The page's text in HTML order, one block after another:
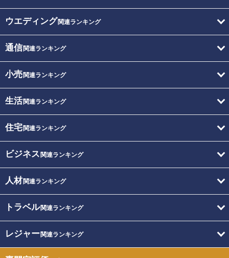
ウエディング関連ランキング
通信関連ランキング
小売関連ランキング
生活関連ランキング
住宅関連ランキング
ビジネス 関連ランキング
人材関連ランキング
トラベル関連ランキング
レジャー関連ランキング